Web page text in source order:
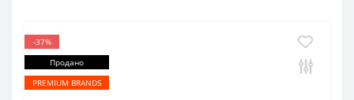
-37%
Продано
PREMIUM BRANDS